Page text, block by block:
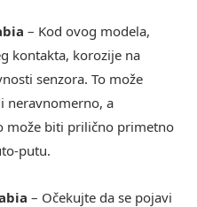
– Kod ovog modela,
kontakta, korozije na
senzora. To može
neravnomerno, a
može biti prilično primetno
putu.
– Očekujte da se pojavi